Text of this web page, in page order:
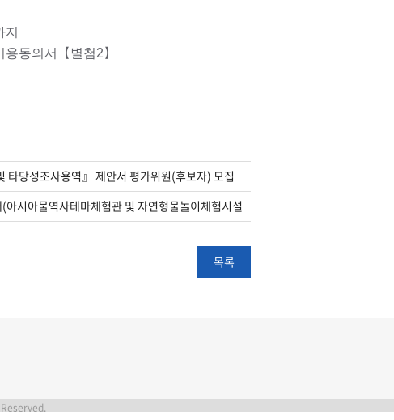
동의서【별첨2】
당성조사용역』 제안서 평가위원(후보자) 모집
시아물역사테마체험관 및 자연형물놀이체험시설 설계공모)
목록